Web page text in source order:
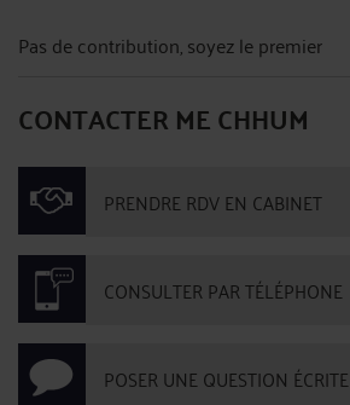
Pas de contribution, soyez le premier
CONTACTER ME CHHUM
PRENDRE RDV EN CABINET
CONSULTER PAR TÉLÉPHONE
POSER UNE QUESTION ÉCRITE